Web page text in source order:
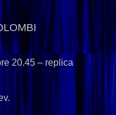
20.45 – replica